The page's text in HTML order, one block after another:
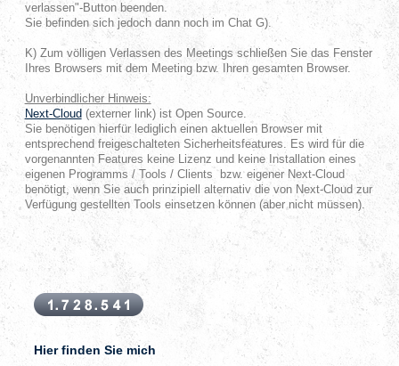
verlassen"-Button beenden.
Sie befinden sich jedoch dann noch im Chat G).
K) Zum völligen Verlassen des Meetings schließen Sie das Fenster
Ihres Browsers mit dem Meeting bzw. Ihren gesamten Browser.
Unverbindlicher Hinweis:
Next-Cloud (externer link) ist Open Source.
Sie benötigen hierfür lediglich einen aktuellen Browser mit
entsprechend freigeschalteten Sicherheitsfeatures. Es wird für die
vorgenannten Features keine Lizenz und keine Installation eines
eigenen Programms / Tools / Clients bzw. eigener Next-Cloud
benötigt, wenn Sie auch prinzipiell alternativ die von Next-Cloud zur
Verfügung gestellten Tools einsetzen können (aber nicht müssen).
Hier finden Sie mich